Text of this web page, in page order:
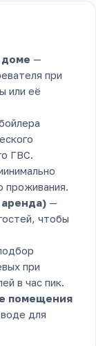
доме —
при
или её
ГВС.
проживания.
—
чтобы
при
в час пик.
помещения
для